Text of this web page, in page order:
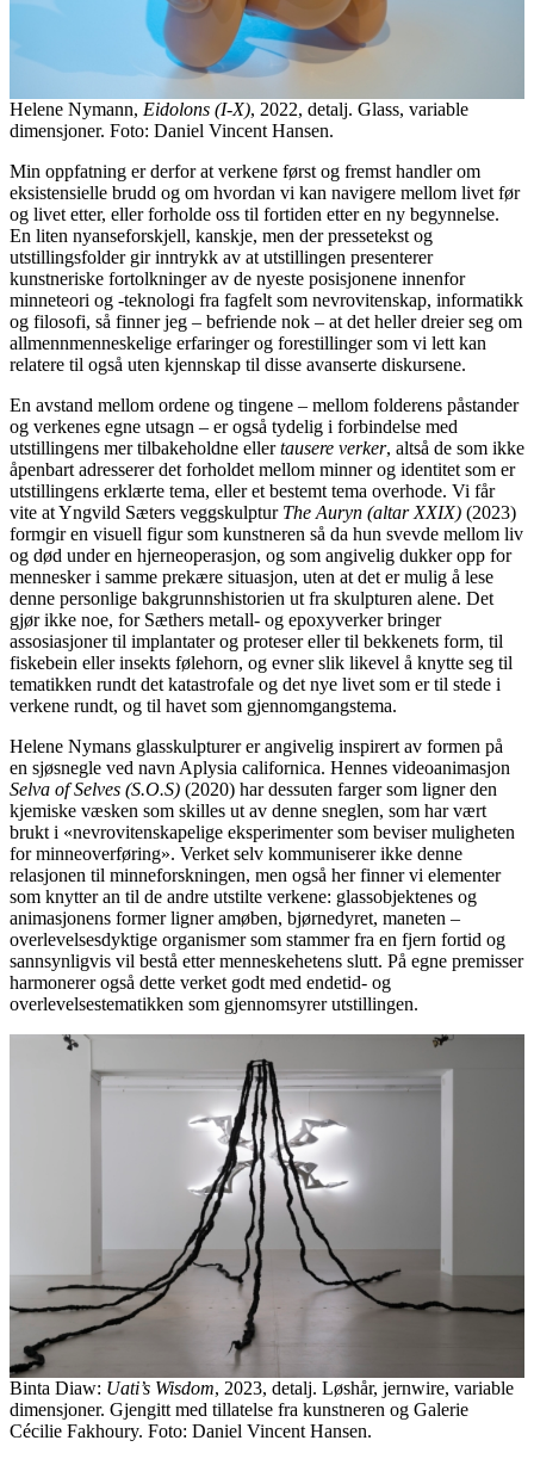
Helene Nymann, Eidolons (I-X), 2022, detalj. Glass, variable
dimensjoner. Foto: Daniel Vincent Hansen.
Min oppfatning er derfor at verkene først og fremst handler om
eksistensielle brudd og om hvordan vi kan navigere mellom livet før
og livet etter, eller forholde oss til fortiden etter en ny begynnelse.
En liten nyanseforskjell, kanskje, men der pressetekst og
utstillingsfolder gir inntrykk av at utstillingen presenterer
kunstneriske fortolkninger av de nyeste posisjonene innenfor
minneteori og -teknologi fra fagfelt som nevrovitenskap, informatikk
og filosofi, så finner jeg – befriende nok – at det heller dreier seg om
allmennmenneskelige erfaringer og forestillinger som vi lett kan
relatere til også uten kjennskap til disse avanserte diskursene.
En avstand mellom ordene og tingene – mellom folderens påstander
og verkenes egne utsagn – er også tydelig i forbindelse med
utstillingens mer tilbakeholdne ellertausere verker, altså de som ikke
åpenbart adresserer det forholdet mellom minner og identitet som er
utstillingens erklærte tema, eller et bestemt tema overhode. Vi får
vite at Yngvild Sæters veggskulptur The Auryn (altar XXIX) (2023)
formgir en visuell figur som kunstneren så da hun svevde mellom liv
og død under en hjerneoperasjon, og som angivelig dukker opp for
mennesker i samme prekære situasjon, uten at det er mulig å lese
denne personlige bakgrunnshistorien ut fra skulpturen alene. Det
gjør ikke noe, for Sæthers metall- og epoxyverker bringer
assosiasjoner til implantater og proteser eller til bekkenets form, til
fiskebein eller insekts følehorn, og evner slik likevel å knytte seg til
tematikken rundt det katastrofale og det nye livet som er til stede i
verkene rundt, og til havet som gjennomgangstema.
Helene Nymans glasskulpturer er angivelig inspirert av formen på
en sjøsnegle ved navn Aplysia californica. Hennes videoanimasjon
Selva of Selves (S.O.S) (2020) har dessuten farger som ligner den
kjemiske væsken som skilles ut av denne sneglen, som har vært
brukt i «nevrovitenskapelige eksperimenter som beviser muligheten
for minneoverføring». Verket selv kommuniserer ikke denne
relasjonen til minneforskningen, men også her finner vi elementer
som knytter an til de andre utstilte verkene: glassobjektenes og
animasjonens former ligner amøben, bjørnedyret, maneten –
overlevelsesdyktige organismer som stammer fra en fjern fortid og
sannsynligvis vil bestå etter menneskehetens slutt. På egne premisser
harmonerer også dette verket godt med endetid- og
overlevelsestematikken som gjennomsyrer utstillingen.
Binta Diaw: Uati’s Wisdom, 2023, detalj. Løshår, jernwire, variable
dimensjoner. Gjengitt med tillatelse fra kunstneren og Galerie
Cécilie Fakhoury. Foto: Daniel Vincent Hansen.